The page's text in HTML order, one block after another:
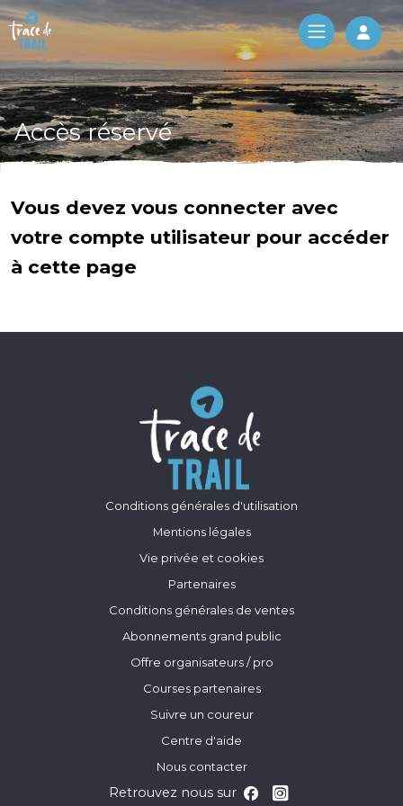
Log
Accès réservé
Vous devez vous connecter avec
votre compte utilisateur pour accéder
à cette page
Conditions générales d'utilisation
Mentions légales
Vie privée et cookies
Partenaires
Conditions générales de ventes
Abonnements grand public
Offre organisateurs / pro
Courses partenaires
Suivre un coureur
Centre d'aide
Nous contacter
Retrouvez nous sur